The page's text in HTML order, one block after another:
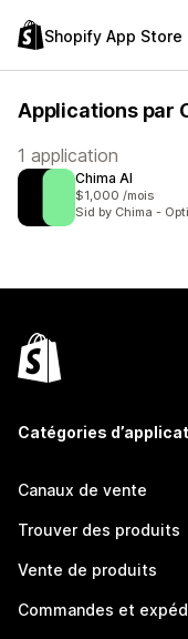
Shopify App Store
Applications par
1 application
Chima AI
$1,000 /mois
Sid by Chima -
Catégories
Canaux de vente
Trouver des produits
Vente de produits
Commandes et